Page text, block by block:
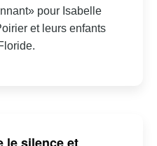
pour Isabelle
et leurs enfants
le silence et